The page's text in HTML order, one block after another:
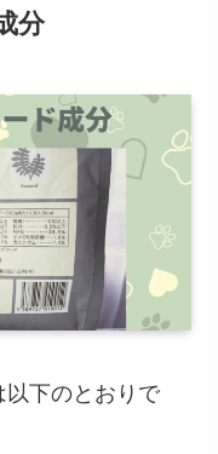
分
以下のとおりで